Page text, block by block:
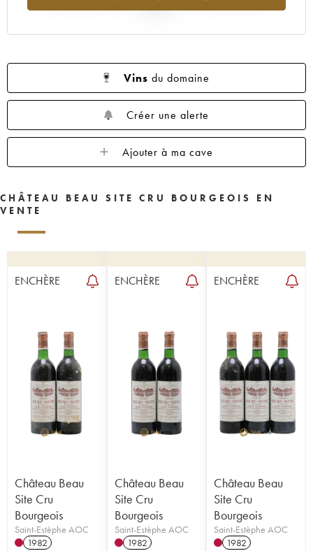
Vins du domaine
Créer une alerte
Ajouter à ma cave
CHÂTEAU BEAU SITE CRU BOURGEOIS EN
VENTE
ENCHÈRE
Château Beau
Site Cru
Bourgeois
Saint-Estèphe AOC
1982
ENCHÈRE
Château Beau
Site Cru
Bourgeois
Saint-Estèphe AOC
1982
ENCHÈRE
Château Beau
Site Cru
Bourgeois
Saint-Estèphe AOC
1982